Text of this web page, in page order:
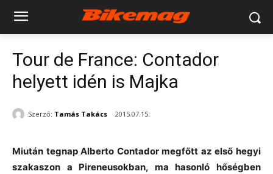
Tour de France: Contador
helyett idén is Majka
Szerző: Tamás Takács 2015.07.15.
Miután tegnap Alberto Contador megfőtt az első hegyi
szakaszon a Pireneusokban, ma hasonló hőségben